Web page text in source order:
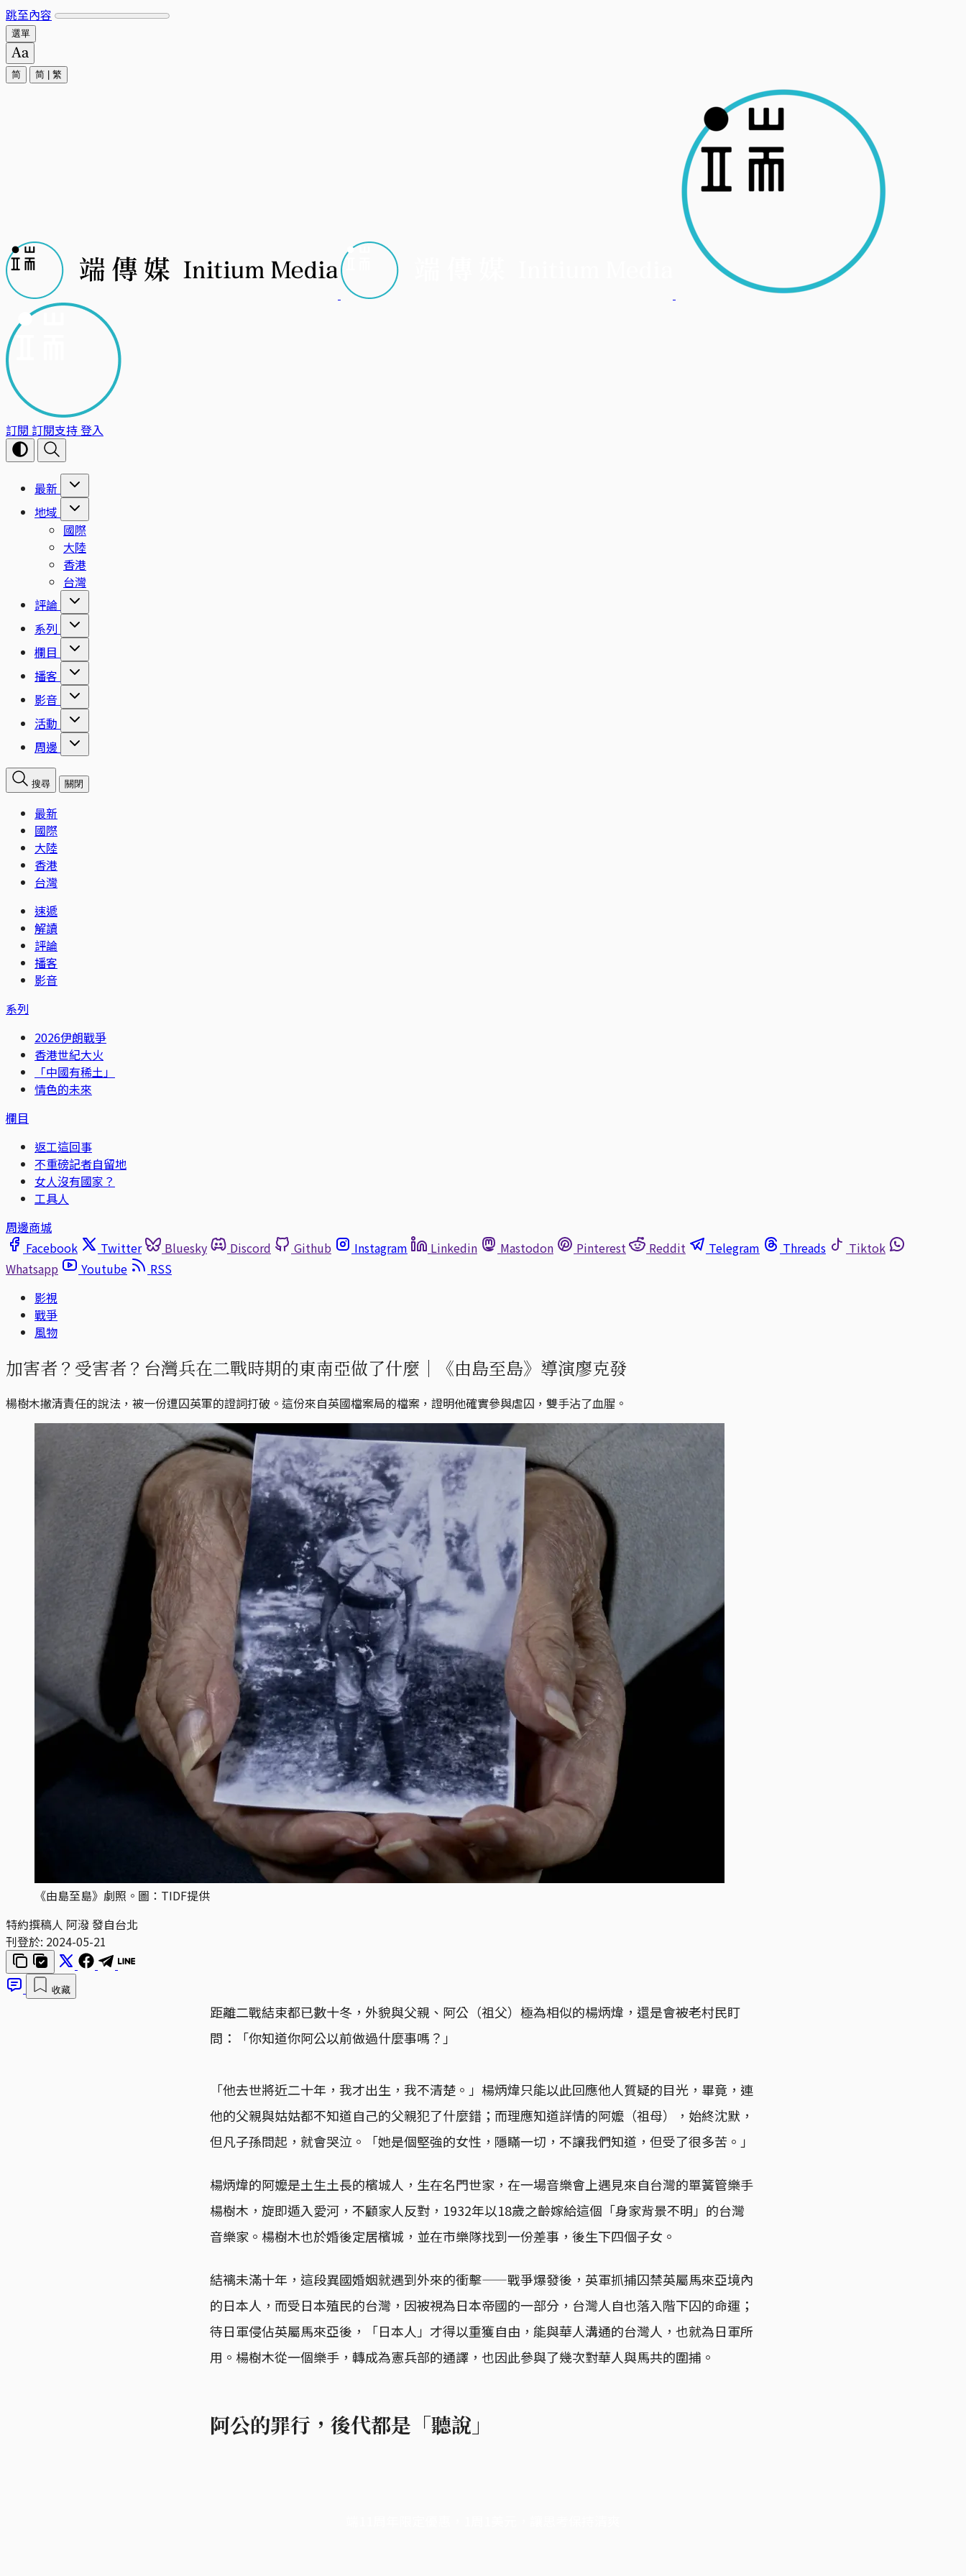
跳至內容
選單
简 简 繁
訂閱 訂閱支持登入
最新
地域
國際
大陸
香港
台灣
評論
系列
欄目
播客
影音
活動
周邊
搜尋 關閉
最新
國際
大陸
香港
台灣
速遞
解讀
評論
播客
影音
系列
2026伊朗戰爭
香港世紀大火
「中國有稀土」
情色的未來
欄目
返工這回事
不重磅記者自留地
女人沒有國家？
工具人
周邊商城
Facebook
Twitter Bluesky Discord Github Instagram Linkedin Mastodon Pinterest Reddit Telegram Threads
Tiktok
Whatsapp
Youtube
RSS
影視
戰爭
風物
加害者？受害者？台灣兵在二戰時期的東南亞做了什麼｜《由島至島》導演廖克發
楊樹木撇清責任的說法，被一份遭囚英軍的證詞打破。這份來自英國檔案局的檔案，證明他確實參與虐囚，雙手沾了血腥。
《由島至島》劇照。圖：TIDF提供
特約撰稿人 阿潑 發自台北
刊登於: 2024-05-21
收藏
距離二戰結束都已數十冬，外貌與父親、阿公（祖父）極為相似的楊炳煒，還是會被老村民盯
問：「你知道你阿公以前做過什麼事嗎？」
「他去世將近二十年，我才出生，我不清楚。」楊炳煒只能以此回應他人質疑的目光，畢竟，連
他的父親與姑姑都不知道自己的父親犯了什麼錯；而理應知道詳情的阿嬤（祖母），始終沈默，
但凡子孫問起，就會哭泣。「她是個堅強的女性，隱瞞一切，不讓我們知道，但受了很多苦。」
楊炳煒的阿嬤是土生土長的檳城人，生在名門世家，在一場音樂會上遇見來自台灣的單簧管樂手
楊樹木，旋即遁入愛河，不顧家人反對，1932年以18歲之齡嫁給這個「身家背景不明」的台灣
音樂家。楊樹木也於婚後定居檳城，並在市樂隊找到一份差事，後生下四個子女。
結褵未滿十年，這段異國婚姻就遇到外來的衝擊——戰爭爆發後，英軍抓捕囚禁英屬馬來亞境內
的日本人，而受日本殖民的台灣，因被視為日本帝國的一部分，台灣人自也落入階下囚的命運；
待日軍侵佔英屬馬來亞後，「日本人」才得以重獲自由，能與華人溝通的台灣人，也就為日軍所
用。楊樹木從一個樂手，轉成為憲兵部的通譯，也因此參與了幾次對華人與馬共的圍捕。
阿公的罪行，後代都是「聽說」